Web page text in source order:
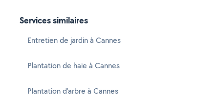
Services similaires
Entretien de jardin à Cannes
Plantation de haie à Cannes
Plantation d'arbre à Cannes